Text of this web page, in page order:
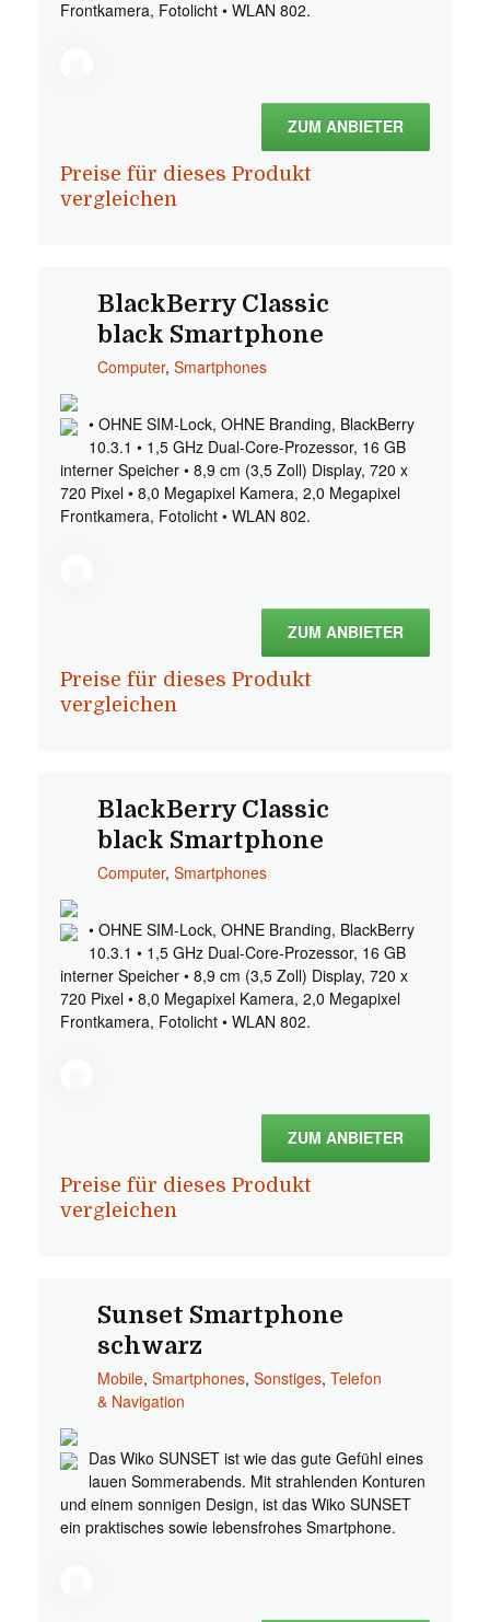
Frontkamera, Fotolicht • WLAN 802.
ZUM ANBIETER
Preise für dieses Produkt
vergleichen
BlackBerry Classic
black Smartphone
Computer, Smartphones
• OHNE SIM-Lock, OHNE Branding, BlackBerry
10.3.1 • 1,5 GHz Dual-Core-Prozessor, 16 GB
interner Speicher • 8,9 cm (3,5 Zoll) Display, 720 x
720 Pixel • 8,0 Megapixel Kamera, 2,0 Megapixel
Frontkamera, Fotolicht • WLAN 802.
ZUM ANBIETER
Preise für dieses Produkt
vergleichen
BlackBerry Classic
black Smartphone
Computer, Smartphones
• OHNE SIM-Lock, OHNE Branding, BlackBerry
10.3.1 • 1,5 GHz Dual-Core-Prozessor, 16 GB
interner Speicher • 8,9 cm (3,5 Zoll) Display, 720 x
720 Pixel • 8,0 Megapixel Kamera, 2,0 Megapixel
Frontkamera, Fotolicht • WLAN 802.
ZUM ANBIETER
Preise für dieses Produkt
vergleichen
Sunset Smartphone
schwarz
Mobile, Smartphones, Sonstiges, Telefon
& Navigation
Das Wiko SUNSET ist wie das gute Gefühl eines
lauen Sommerabends. Mit strahlenden Konturen
und einem sonnigen Design, ist das Wiko SUNSET
ein praktisches sowie lebensfrohes Smartphone.